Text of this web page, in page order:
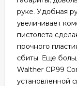
руке. Удобная
увеличивает
пистолета
прочного
сбиты. Еще
Walther CP99
установленной